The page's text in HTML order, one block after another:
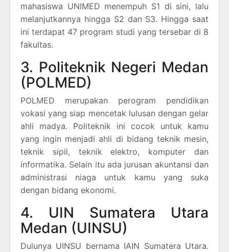
mahasiswa UNIMED menempuh S1 di sini, lalu
melanjutkannya hingga S2 dan S3. Hingga saat
ini terdapat 47 program studi yang tersebar di 8
fakultas.
3. Politeknik Negeri Medan
(POLMED)
POLMED merupakan perogram pendidikan
vokasi yang siap mencetak lulusan dengan gelar
ahli madya. Politeknik ini cocok untuk kamu
yang ingin menjadi ahli di bidang teknik mesin,
teknik sipil, teknik elektro, komputer dan
informatika. Selain itu ada jurusan akuntansi dan
administrasi niaga untuk kamu yang suka
dengan bidang ekonomi.
4. UIN Sumatera Utara
Medan (UINSU)
Dulunya UINSU bernama IAIN Sumatera Utara.